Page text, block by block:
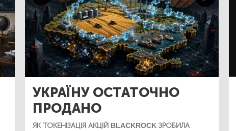
УКРАЇНУ ОСТАТОЧНО
ПРОДАНО
ЯК ТОКЕНІЗАЦІЯ АКЦІЙ BLACKROCK ЗРОБИЛА